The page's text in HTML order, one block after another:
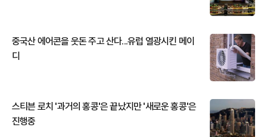
중국산 에어콘을 웃돈 주고 산다...유럽 열광시킨 메이
디
스티븐 로치 '과거의 홍콩'은 끝났지만 '새로운 홍콩'은
진행중